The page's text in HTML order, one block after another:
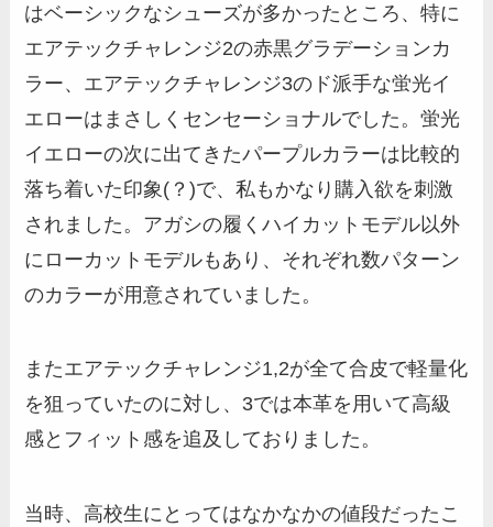
はベーシックなシューズが多かったところ、特に
エアテックチャレンジ2の赤黒グラデーションカ
ラー、エアテックチャレンジ3のド派手な蛍光イ
エローはまさしくセンセーショナルでした。蛍光
イエローの次に出てきたパープルカラーは比較的
落ち着いた印象(？)で、私もかなり購入欲を刺激
されました。アガシの履くハイカットモデル以外
にローカットモデルもあり、それぞれ数パターン
のカラーが用意されていました。
またエアテックチャレンジ1,2が全て合皮で軽量化
を狙っていたのに対し、3では本革を用いて高級
感とフィット感を追及しておりました。
当時、高校生にとってはなかなかの値段だったこ